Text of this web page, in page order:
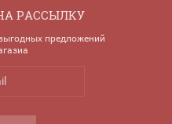
РАССЫЛКУ
предложений